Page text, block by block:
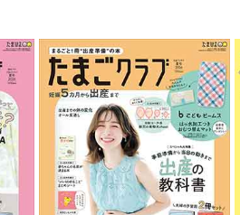
可能な限りチェックする
装された道路と、そうでない道路を行